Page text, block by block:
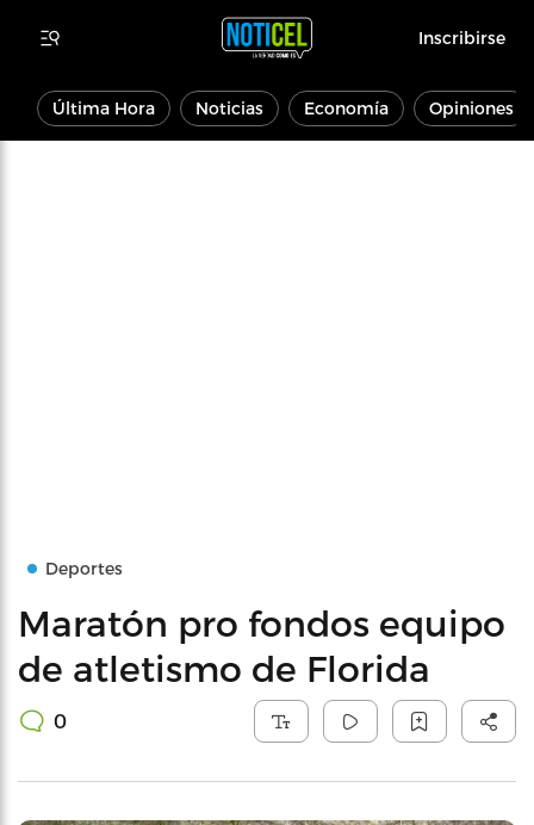
Inscribirse
Última Hora Noticias Economía Opiniones
Deportes
Maratón pro fondos equipo
de atletismo de Florida
0